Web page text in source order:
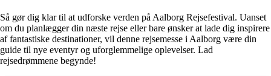
Så gør dig klar til at udforske verden på Aalborg Rejsefestival. Uanset
om du planlægger din næste rejse eller bare ønsker at lade dig inspirere
af fantastiske destinationer, vil denne rejsemesse i Aalborg være din
guide til nye eventyr og uforglemmelige oplevelser. Lad
rejsedrømmene begynde!